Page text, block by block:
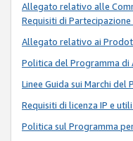
Allegato relativo alle
Requisiti di
Allegato relativo ai
Politica del Programma
Linee Guida sui Marchi
Requisiti di licenza IP e
Politica sul Programma